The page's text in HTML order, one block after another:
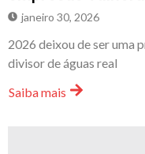
janeiro 30, 2026
2026 deixou de ser uma
divisor de águas real
Saiba mais